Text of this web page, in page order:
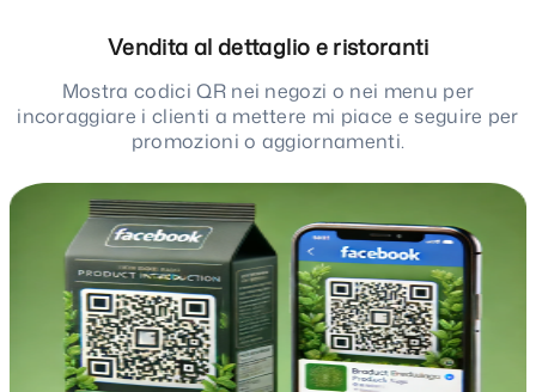
Vendita al dettaglio e ristoranti
Mostra codici QR nei negozi o nei menu per
incoraggiare i clienti a mettere mi piace e seguire per
promozioni o aggiornamenti.